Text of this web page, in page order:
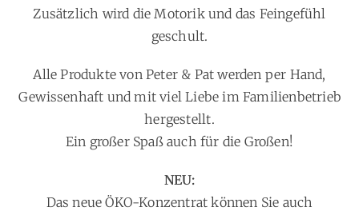
Zusätzlich wird die Motorik und das Feingefühl
geschult.
Alle Produkte von Peter & Pat werden per Hand,
Gewissenhaft und mit viel Liebe im Familienbetrieb
hergestellt.
Ein großer Spaß auch für die Großen!
NEU:
Das neue ÖKO-Konzentrat können Sie auch